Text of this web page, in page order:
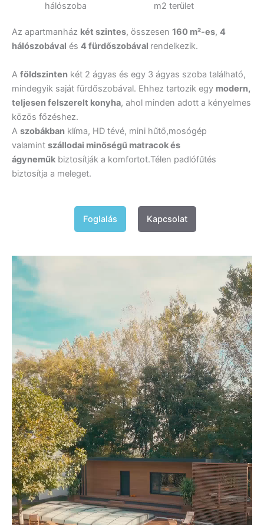
hálószoba
m2 terület
Az apartmanház két szintes, összesen 160 m²-es, 4
hálószobával és 4 fürdőszobával rendelkezik.
A földszinten két 2 ágyas és egy 3 ágyas szoba található,
mindegyik saját fürdőszobával. Ehhez tartozik egy modern,
teljesen felszerelt konyha, ahol minden adott a kényelmes
közös főzéshez.
A szobákban klíma, HD tévé, mini hűtő,mosógép
valamint szállodai minőségű matracok és
ágyneműk biztosítják a komfortot.Télen padlófűtés
biztosítja a meleget.
Foglalás Kapcsolat